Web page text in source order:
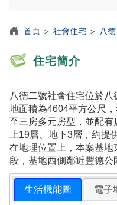
首頁 ＞ 社會住宅 ＞ 八
住宅簡介
八德二號社會住宅位於
地面積為4604平方公尺
至三房多元房型，並配
上19層、地下3層，約提
在地理位置上，本案基地
段，基地西側鄰近豐德公
生活機能圖 電子